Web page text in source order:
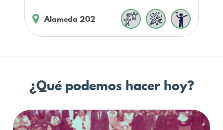
Alameda 202
¿Qué podemos hacer hoy?